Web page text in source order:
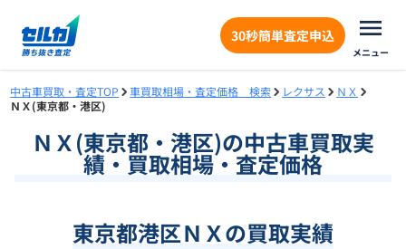
30秒簡単査定申込
メニュー
中古車買取・査定TOP 車買取相場・査定価格 検索 レクサス
ＮＸ
ＮＸ(東京都・港区)
ＮＸ(東京都 ・ 港区)の中古車買取実
績・買取相場・査定価格
東京都港区ＮＸの買取実績